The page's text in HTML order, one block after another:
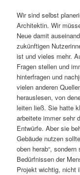
Wir sind selbst
Architektin. Wir
Neue damit
zukünftigen
ist und vieles mehr.
Fragen stellen und
hinterfragen und
vielen anderen
herauslesen, von
leiten ließ. Sie hatte
arbeitete immer sehr
Entwürfe. Aber sie
Gebäude nutzen
oben herab“,
Bedürfnissen der
Projekt wichtig, nicht